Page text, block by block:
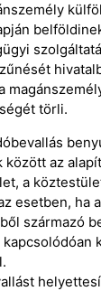
törli.
az
a
esetben, ha
származó